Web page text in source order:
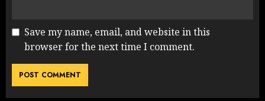
Save my name, email, and website in this
browser for the next time I comment.